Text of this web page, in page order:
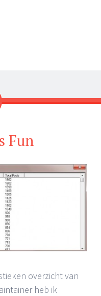
Fun
overzicht van
heb ik